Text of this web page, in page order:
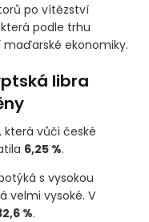
po vítězství
podle trhu
ekonomiky.
libra
, která vůči české
6,25 %.
s vysokou
velmi vysoké. V
%.